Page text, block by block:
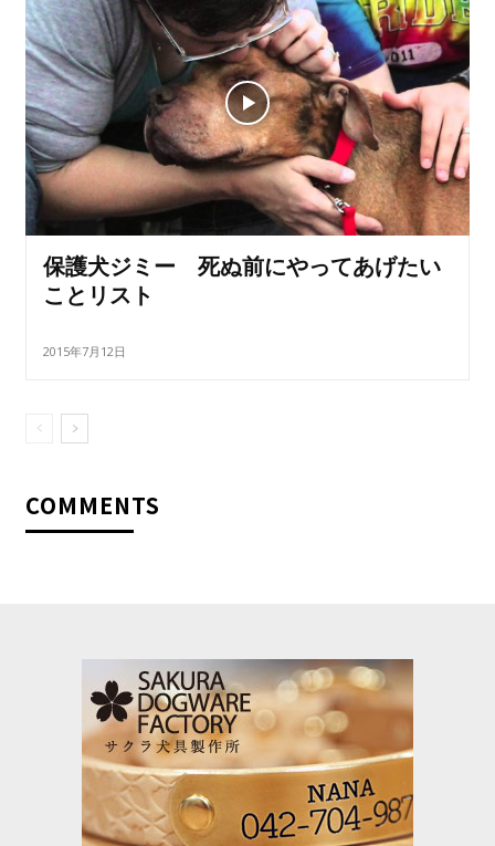
保護犬ジミー 死ぬ前にやってあげたい
ことリスト
2015年7月12日
COMMENTS